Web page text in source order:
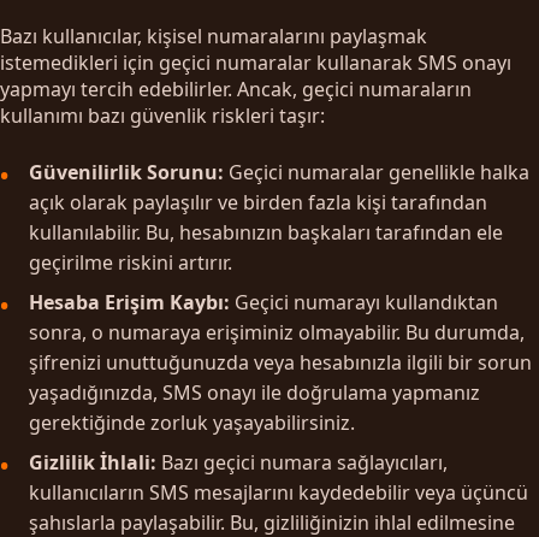
Bazı kullanıcılar, kişisel numaralarını paylaşmak
istemedikleri için geçici numaralar kullanarak SMS onayı
yapmayı tercih edebilirler. Ancak, geçici numaraların
kullanımı bazı güvenlik riskleri taşır:
Güvenilirlik Sorunu: Geçici numaralar genellikle halka
açık olarak paylaşılır ve birden fazla kişi tarafından
kullanılabilir. Bu, hesabınızın başkaları tarafından ele
geçirilme riskini artırır.
Hesaba Erişim Kaybı: Geçici numarayı kullandıktan
sonra, o numaraya erişiminiz olmayabilir. Bu durumda,
şifrenizi unuttuğunuzda veya hesabınızla ilgili bir sorun
yaşadığınızda, SMS onayı ile doğrulama yapmanız
gerektiğinde zorluk yaşayabilirsiniz.
Gizlilik İhlali: Bazı geçici numara sağlayıcıları,
kullanıcıların SMS mesajlarını kaydedebilir veya üçüncü
şahıslarla paylaşabilir. Bu, gizliliğinizin ihlal edilmesine